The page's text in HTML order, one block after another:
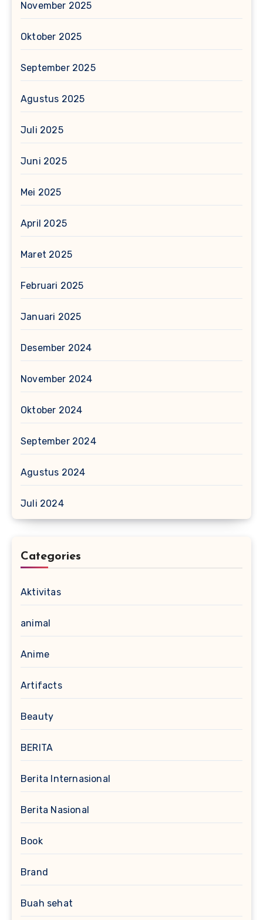
November 2025
Oktober 2025
September 2025
Agustus 2025
Juli 2025
Juni 2025
Mei 2025
April 2025
Maret 2025
Februari 2025
Januari 2025
Desember 2024
November 2024
Oktober 2024
September 2024
Agustus 2024
Juli 2024
Categories
Aktivitas
animal
Anime
Artifacts
Beauty
BERITA
Berita Internasional
Berita Nasional
Book
Brand
Buah sehat